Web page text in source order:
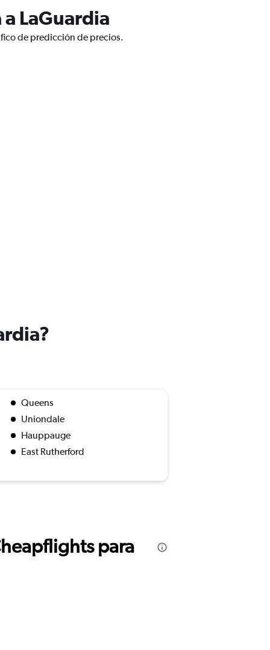
LaGuardia
de predicción de precios.
Queens
Uniondale
Hauppauge
East Rutherford
para